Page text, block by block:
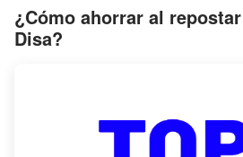
¿Cómo ahorrar al
Disa?